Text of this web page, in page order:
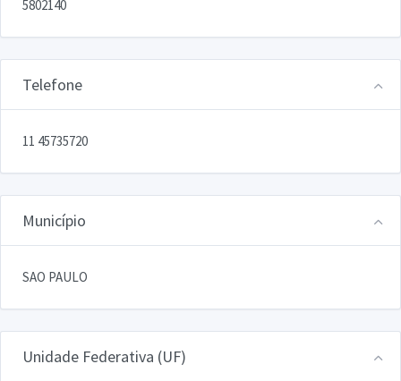
5802140
Telefone
11 45735720
Município
SAO PAULO
Unidade Federativa (UF)